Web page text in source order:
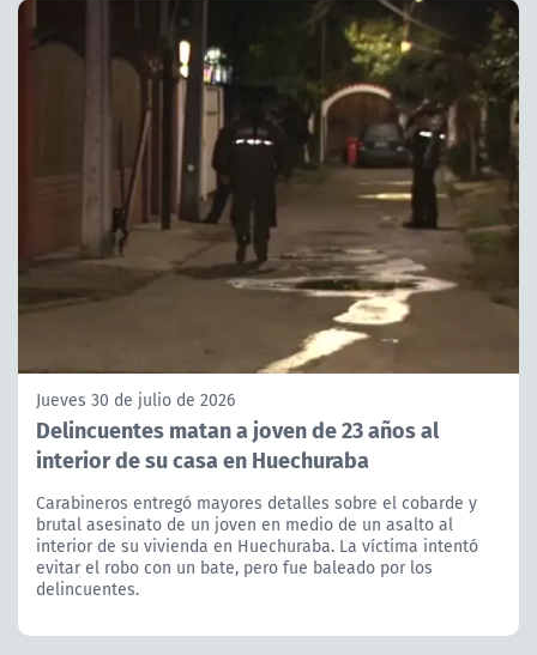
Jueves 30 de julio de 2026
Delincuentes matan a joven de 23 años al
interior de su casa en Huechuraba
Carabineros entregó mayores detalles sobre el cobarde y
brutal asesinato de un joven en medio de un asalto al
interior de su vivienda en Huechuraba. La víctima intentó
evitar el robo con un bate, pero fue baleado por los
delincuentes.